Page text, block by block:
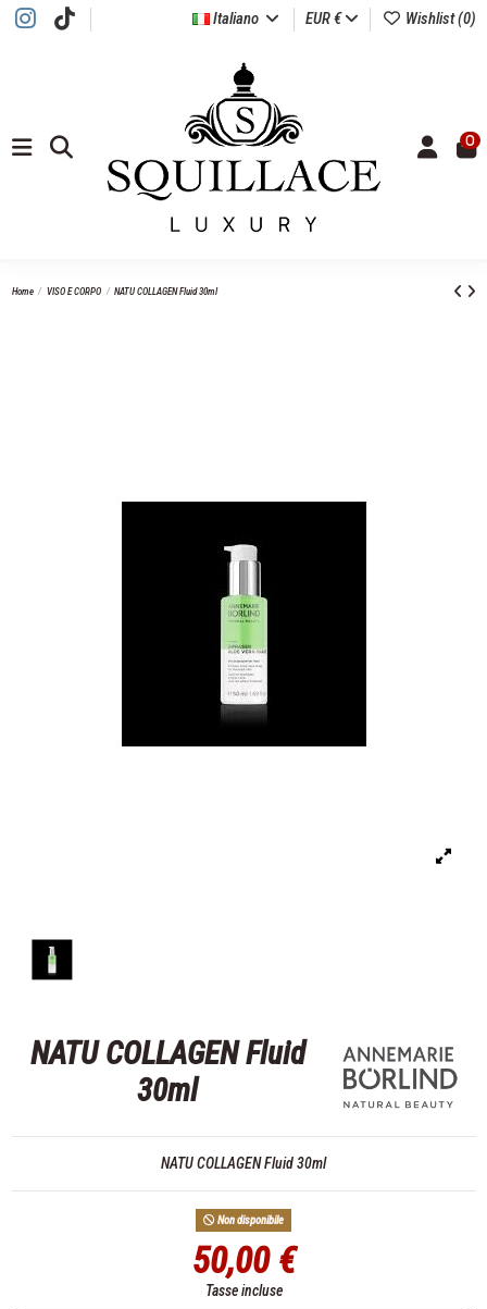
Italiano EUR € Wishlist (0)
0
Home VISO E CORPO NATU COLLAGEN Fluid 30ml
NATU COLLAGEN Fluid
30ml
NATU COLLAGEN Fluid 30ml
Non disponibile
50,00 €
Tasse incluse